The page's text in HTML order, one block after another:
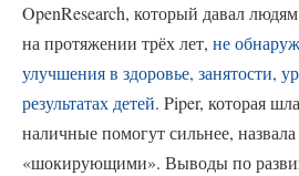
OpenResearch, который давал
на протяжении трёх лет, не
улучшения в здоровье, занятости,
результатах детей. Piper, которая
наличные помогут сильнее, назвала
«шокирующими». Выводы по